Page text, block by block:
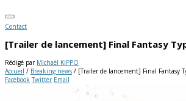
Contact
[Trailer de lancement] Final Fantasy
Rédigé par Michaël KIPPO
Accueil / Breaking news / [Trailer de lancement] Final Fantasy
Facebook Twitter Email